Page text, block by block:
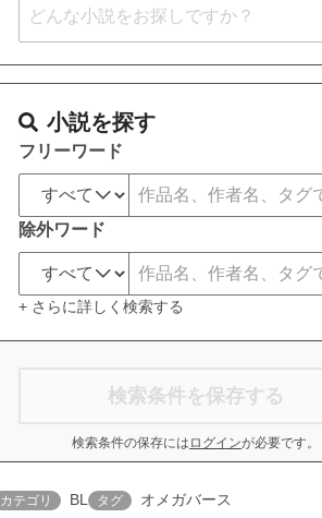
小説を探す
フリーワード
除外ワード
+ さらに詳しく検索する
検索条件を保存する
検索条件の保存には ログインが必要です。
カテゴリ BL タグ オメガバース